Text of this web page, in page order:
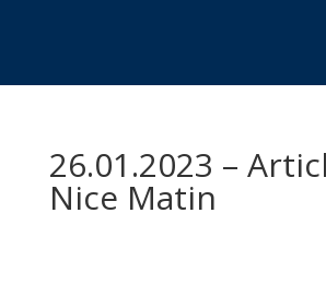
26.01.2023 –
Nice Matin